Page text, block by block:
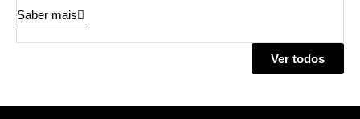
Saber mais
Ver todos